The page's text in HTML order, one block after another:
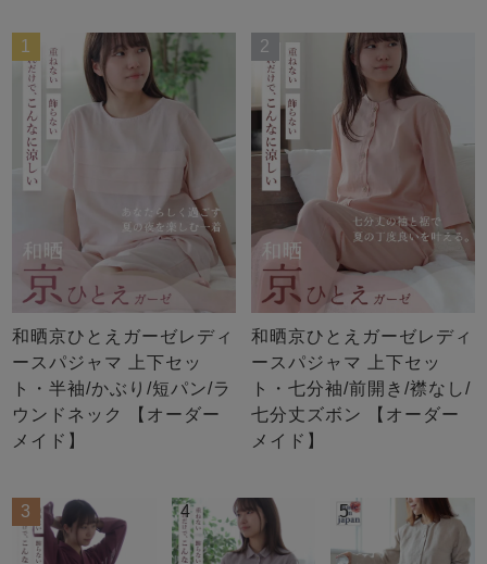
1
和晒京ひとえガーゼレディ
ースパジャマ 上下セッ
ト・半袖/かぶり/短パン/ラ
ウンドネック 【オーダー
メイド】
2
和晒京ひとえガーゼレディ
ースパジャマ 上下セッ
ト・七分袖/前開き/襟なし/
七分丈ズボン 【オーダー
メイド】
3 4 5